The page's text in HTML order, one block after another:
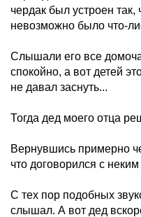
чердак был устроен так,
невозможно было что-
Слышали его все
спокойно, а вот детей
не давал заснуть...
Тогда дед моего отца
Вернувшись примерно
что договорился с
С тех пор подобных
слышал. А вот дед